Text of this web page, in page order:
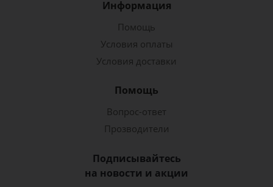
Информация
Помощь
Условия оплаты
Условия доставки
Помощь
Вопрос-ответ
Прозводители
Подписывайтесь
на новости и акции